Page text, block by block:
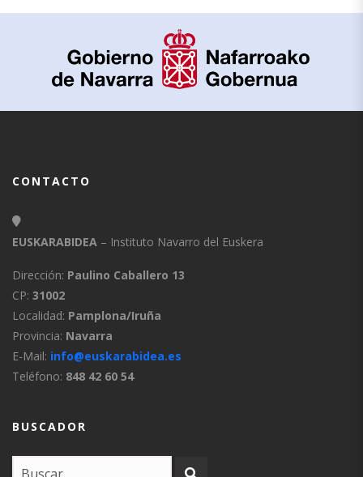
CONTACTO
EUSKARABIDEA – Instituto Navarro del Euskera
Dirección: Paulino Caballero 13
CP: 31002
Localidad: Pamplona/Iruña
Provincia: Navarra
E-Mail: info@euskarabidea.es
Teléfono: 848 42 60 54
BUSCADOR